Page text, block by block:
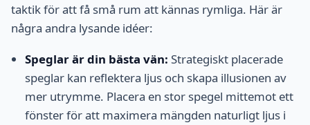
taktik för att få små rum att kännas rymliga. Här är
några andra lysande idéer:
Speglar är din bästa vän: Strategiskt placerade
speglar kan reflektera ljus och skapa illusionen av
mer utrymme. Placera en stor spegel mittemot ett
fönster för att maximera mängden naturligt ljus i